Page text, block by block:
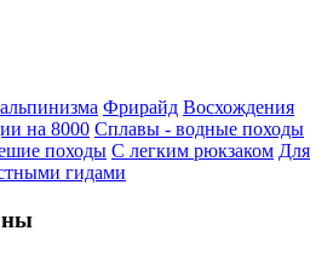
Фрирайд Восхождения
на 8000 Сплавы - водные походы
походы С легким рюкзаком Для
гидами